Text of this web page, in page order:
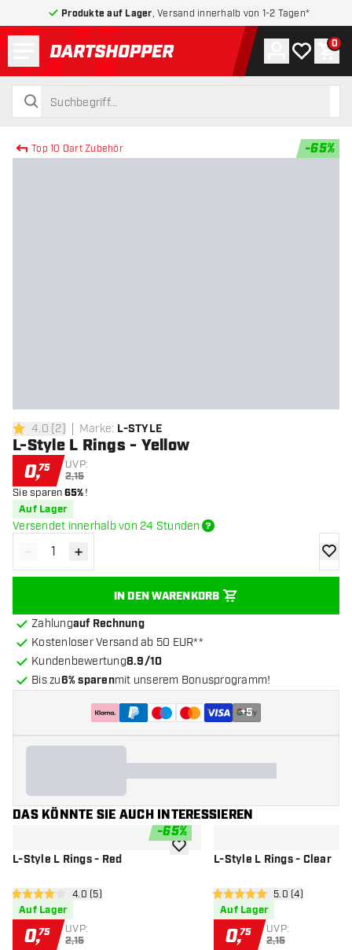
Produkte auf Lager , Versand innerhalb von 1-2 Tagen*
zurück zur Startseite
suchen
suchen
Konto
Meine 0
Top 10 Dart Zubehör -65%
4 Bewertungssterne
4.0 [2] Marke: L-STYLE
L-Style L Rings - Yellow
0,75 UVP:
2,15
Sie sparen65%!
Auf Lager
Versendet innerhalb von 24 Stunden
Menge verringern
- Menge erhöhen
+
IN DEN WARENKORB
Zur
Zahlungauf Rechnung
Kostenloser Versand ab 50 EUR**
Kundenbewertung8.9/10
Bis zu6% sparenmit unserem Bonusprogramm!
+5
DAS KÖNNTE SIE AUCH INTERESSIEREN
-65%
L-Style L Rings - Red
Bewertungsbereich öffnen
4 Bewertungssterne
4.0 (5)
Auf Lager
0,75 UVP:
2,15
Zur Wunschliste hinzufügen
L-Style L Rings - Clear
5 Bewertungssterne
5.0 (4)
Auf Lager
0,75 UVP:
2,15